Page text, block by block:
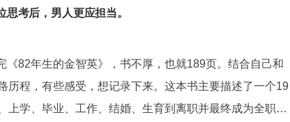
学都冲着抢占机...
考后，男人更应担当。
《82年生的金智英》，书不厚，也就189页。结合自己和
历程，有些感受，想记录下来。这本书主要描述了一个19
上学、毕业、工作、结婚、生育到离职并最终成为全职太